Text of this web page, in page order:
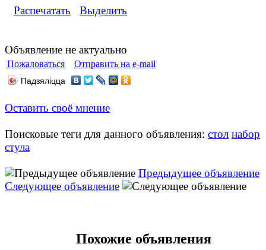
Распечатать Выделить
Объявление не актуально
Пожаловаться Отправить на e-mail
Падзяліцца
Оставить своё мнение
Поисковые теги для данного объявления: стол набор
стула
Предыдущее объявление
Следующее объявление
Похожие объявления